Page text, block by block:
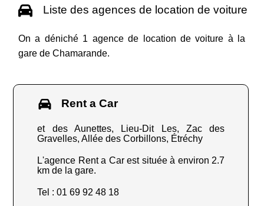
Liste des agences de location de voiture
On a déniché 1 agence de location de voiture à la
gare de Chamarande.
Rent a Car
et des Aunettes, Lieu-Dit Les, Zac des
Gravelles, Allée des Corbillons, Étréchy
L'agence Rent a Car est située à environ 2.7
km de la gare.
Tel : 01 69 92 48 18